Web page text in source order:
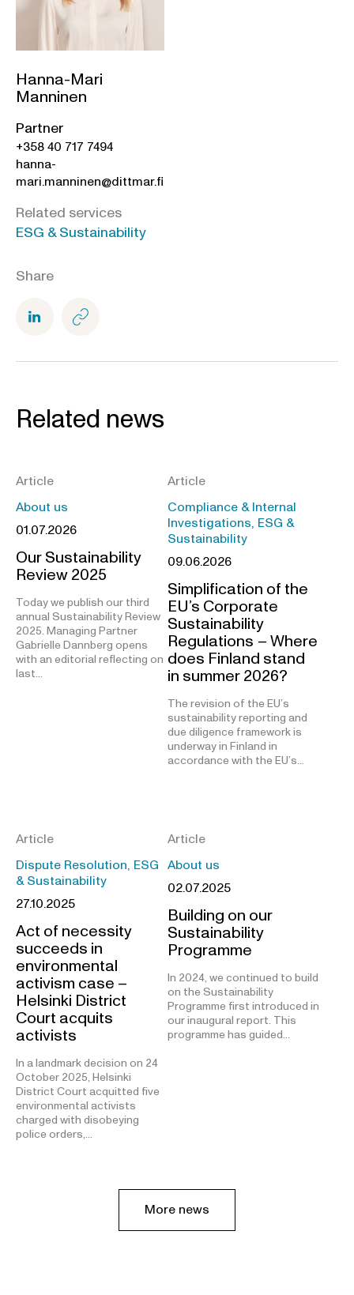
Related services
ESG & Sustainability
Share
Hanna-Mari
Manninen
Partner
+358 40 717 7494
hanna-
mari.manninen@dittmar.fi
Related news
Article
About us
01.07.2026
Our Sustainability
Review 2025
Today we publish our third
annual Sustainability Review
2025. Managing Partner
Gabrielle Dannberg opens
with an editorial reflecting on
last…
Article
Compliance & Internal
Investigations, ESG &
Sustainability
09.06.2026
Simplification of the
EU’s Corporate
Sustainability
Regulations – Where
does Finland stand
in summer 2026?
The revision of the EU’s
sustainability reporting and
due diligence framework is
underway in Finland in
accordance with the EU’s…
Article
Dispute Resolution, ESG
& Sustainability
27.10.2025
Act of necessity
succeeds in
environmental
activism case –
Helsinki District
Court acquits
activists
In a landmark decision on 24
October 2025, Helsinki
District Court acquitted five
environmental activists
charged with disobeying
police orders,…
Article
About us
02.07.2025
Building on our
Sustainability
Programme
In 2024, we continued to build
on the Sustainability
Programme first introduced in
our inaugural report. This
programme has guided…
More news